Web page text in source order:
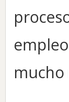
mucho